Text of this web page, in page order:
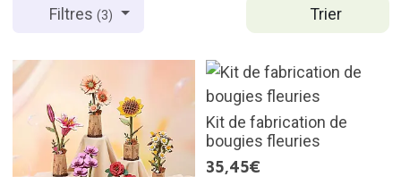
Trier
Filtres(3)
Kit de fabrication de
bougies fleuries
35,45€